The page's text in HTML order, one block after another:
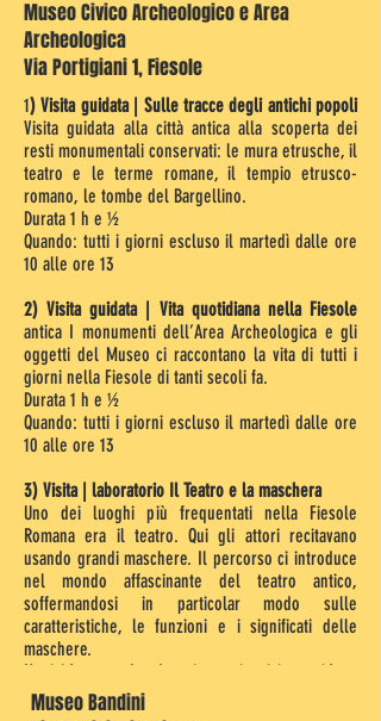
Museo Civico Archeologico e Area
Archeologica
Via Portigiani 1, Fiesole
1) Visita guidata | Sulle tracce degli antichi popoli
Visita guidata alla città antica alla scoperta dei
resti monumentali conservati: le mura etrusche, il
teatro e le terme romane, il tempio etrusco-
romano, le tombe del Bargellino.
Durata 1 h e ½
Quando: tutti i giorni escluso il martedì dalle ore
10 alle ore 13
2) Visita guidata | Vita quotidiana nella Fiesole
antica I monumenti dell’Area Archeologica e gli
oggetti del Museo ci raccontano la vita di tutti i
giorni nella Fiesole di tanti secoli fa.
Durata 1 h e ½
Quando: tutti i giorni escluso il martedì dalle ore
10 alle ore 13
3) Visita | laboratorio Il Teatro e la maschera
Uno dei luoghi più frequentati nella Fiesole
Romana era il teatro. Qui gli attori recitavano
usando grandi maschere. Il percorso ci introduce
nel mondo affascinante del teatro antico,
soffermandosi in particolar modo sulle
caratteristiche, le funzioni e i significati delle
maschere.
L’attività prevede due incontri: visita guidata:
durata 1 h e ½ laboratorio di creazione di
Museo Bandini